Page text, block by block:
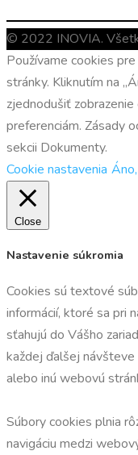
© 2022 INOVIA.
Používame cookies
stránky. Kliknutím na
zjednodušiť
preferenciám. Zásady
sekcii Dokumenty.
Cookie nastavenia
Close
Nastavenie súkromia
Cookies sú textové
informácií, ktoré sa pri
sťahujú do Vášho
každej ďalšej
alebo inú webovú
Súbory cookies plnia
navigáciu medzi